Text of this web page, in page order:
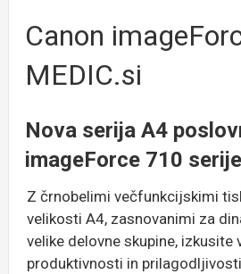
Canon
MEDIC.si
Nova serija A4
imageForce 710 serije
Z črnobelimi večfunkcijskimi
velikosti A4, zasnovanimi za
velike delovne skupine, izkusite
produktivnosti in prilagodljivosti